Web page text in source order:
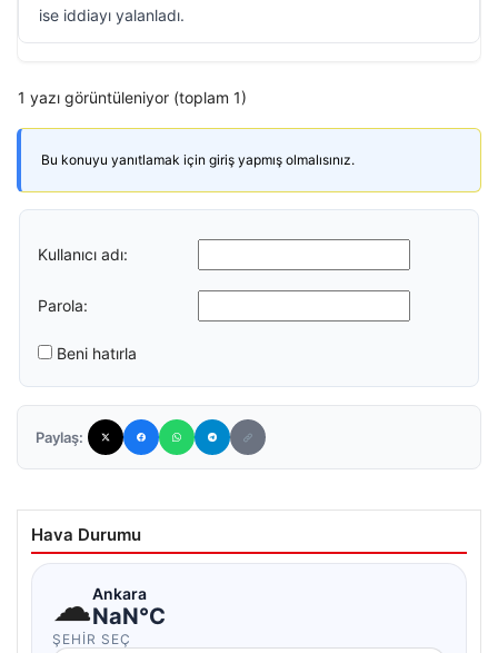
ise iddiayı yalanladı.
1 yazı görüntüleniyor (toplam 1)
Bu konuyu yanıtlamak için giriş yapmış olmalısınız.
Kullanıcı adı:
Parola:
Beni hatırla
Paylaş:
Hava Durumu
☁Ankara
NaN°C
ŞEHIR SEÇ